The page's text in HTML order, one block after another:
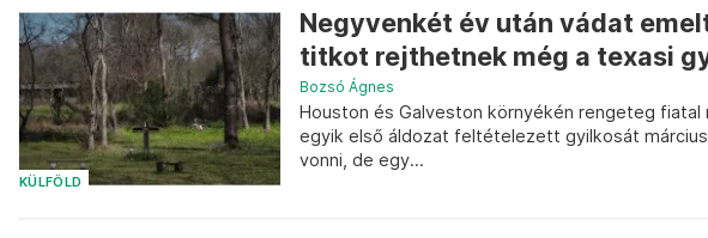
KÜLFÖLD
Negyvenkét év után vádat
titkot rejthetnek még a texasi
Bozsó Ágnes
Houston és Galveston környékén rengeteg
egyik első áldozat feltételezett gyilkosát
vonni, de egy...